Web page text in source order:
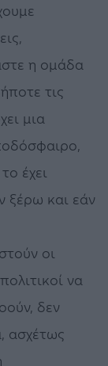
η ομάδα
τις
μια
έχει
ξέρω και εάν
οι
να
δεν
ασχέτως